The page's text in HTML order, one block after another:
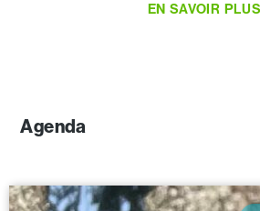
EN SAVOIR PLUS
Agenda